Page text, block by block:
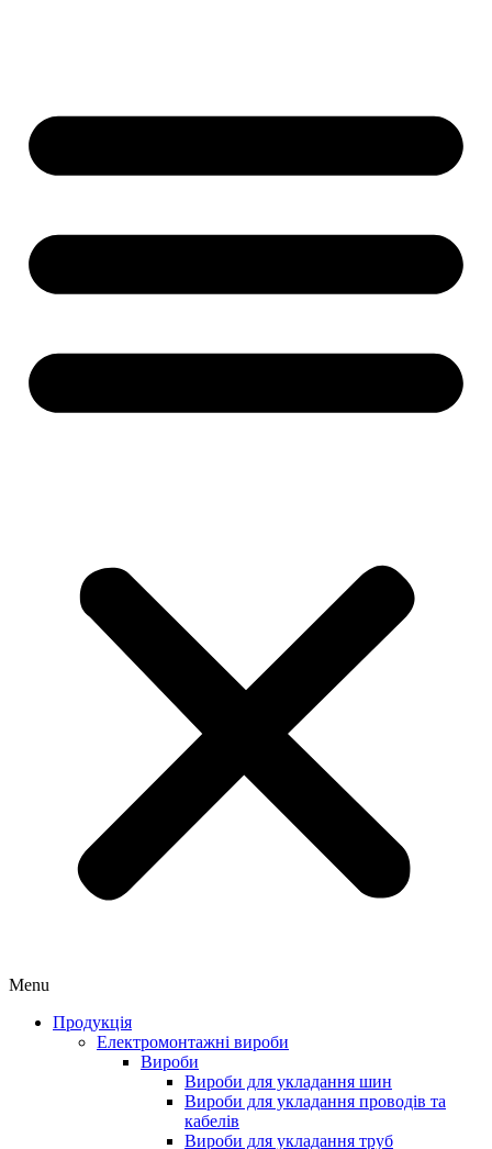
Menu
Продукція
Електромонтажні вироби
Вироби
Вироби для укладання шин
Вироби для укладання проводів та
кабелів
Вироби для укладання труб